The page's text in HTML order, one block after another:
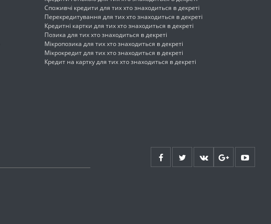
Споживчі кредити для тих хто знаходиться в декреті
Перекредитування для тих хто знаходиться в декреті
Кредитні картки для тих хто знаходиться в декреті
Позика для тих хто знаходиться в декреті
Мікропозика для тих хто знаходиться в декреті
Мікрокредит для тих хто знаходиться в декреті
Кредит на картку для тих хто знаходиться в декреті